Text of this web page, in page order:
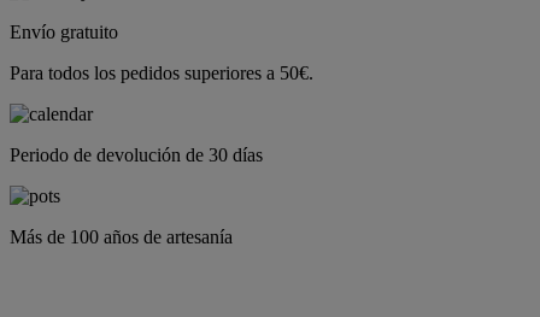
Envío gratuito
Para todos los pedidos superiores a 50€.
Periodo de devolución de 30 días
Más de 100 años de artesanía